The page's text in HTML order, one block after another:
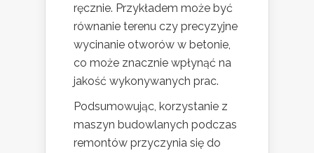
ręcznie. Przykładem może być
równanie terenu czy precyzyjne
wycinanie otworów w betonie,
co może znacznie wpłynąć na
jakość wykonywanych prac.
Podsumowując, korzystanie z
maszyn budowlanych podczas
remontów przyczynia się do